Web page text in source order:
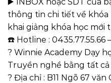
thông tin chi tiết về khóa
khai giảng khóa học mới
☎️ Hotline : 0435.77.55.66
? Winnie Academy Dạy
Truyền nghề bằng tất
? Địa chỉ : B11 Ngõ 67 văn